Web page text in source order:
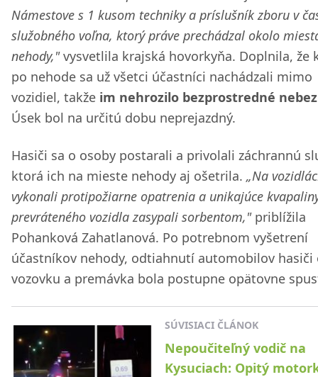
Námestove s 1 kusom techniky a príslušník zboru v
služobného voľna, ktorý práve prechádzal okolo
nehody,"vysvetlila krajská hovorkyňa. Doplnila, že
po nehode sa už všetci účastníci nachádzali mimo
vozidiel, takže im nehrozilo bezprostredné
Úsek bol na určitú dobu neprejazdný.
Hasiči sa o osoby postarali a privolali záchrannú
ktorá ich na mieste nehody aj ošetrila. „Na
vykonali protipožiarne opatrenia a unikajúce
prevráteného vozidla zasypali sorbentom,"priblížila
Pohanková Zahatlanová. Po potrebnom vyšetrení
účastníkov nehody, odtiahnutí automobilov
vozovku a premávka bola postupne opätovne
SÚVISIACI ČLÁNOK
Nepoučiteľný vodič na
Kysuciach: Opitý